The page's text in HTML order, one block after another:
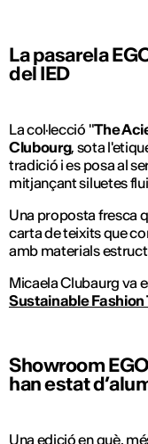
La pasarela
del IED
La col·lecció "The
Clubourg, sota
tradició i es posa al
mitjançant siluetes
Una proposta fresca
carta de teixits que
amb materials
Micaela Clubaurg va
Sustainable Fashion
Showroom
han estat
Una edició en què,